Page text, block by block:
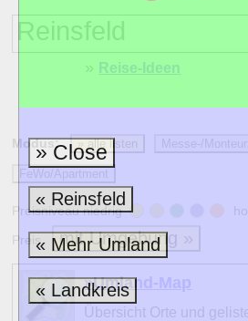
» Reise-Ideen
Modus: » alle listen
Preisniveau niedrig
Preis mit Umgebung »
»Umland-Map
Übersicht Orte und
» Close
« Reinsfeld
« Mehr Umland
« Landkreis